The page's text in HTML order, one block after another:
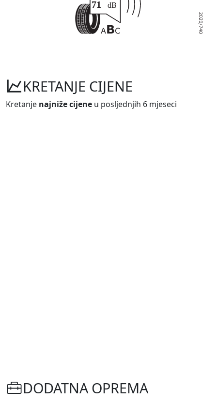
KRETANJE CIJENE
Kretanje najniže cijene u posljednjih 6 mjeseci
DODATNA OPREMA